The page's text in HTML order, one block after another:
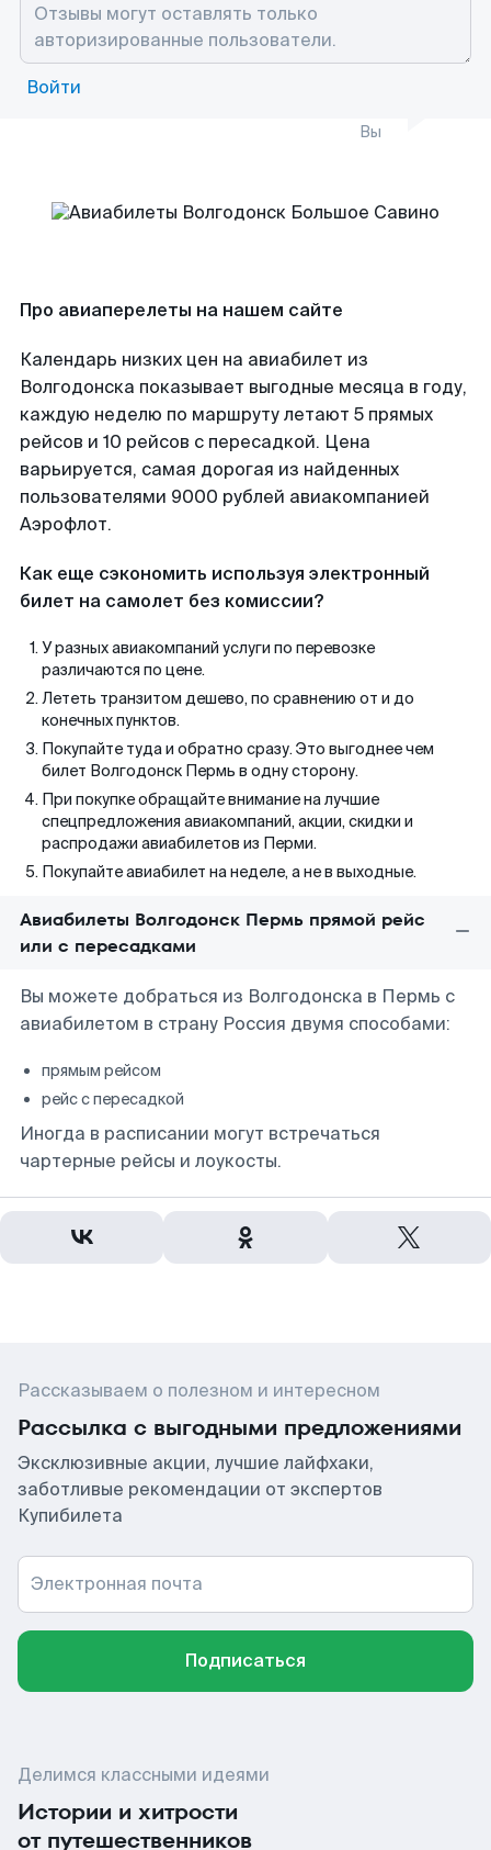
Войти
Вы
Про авиаперелеты на нашем сайте
Календарь низких цен на авиабилет из
Волгодонска показывает выгодные месяца в году,
каждую неделю по маршруту летают 5 прямых
рейсов и 10 рейсов с пересадкой. Цена
варьируется, самая дорогая из найденных
пользователями 9000 рублей авиакомпанией
Аэрофлот.
Как еще сэкономить используя электронный
билет на самолет без комиссии?
У разных авиакомпаний услуги по перевозке
различаются по цене.
Лететь транзитом дешево, по сравнению от и до
конечных пунктов.
Покупайте туда и обратно сразу. Это выгоднее чем
билет Волгодонск Пермь в одну сторону.
При покупке обращайте внимание на лучшие
спецпредложения авиакомпаний, акции, скидки и
распродажи авиабилетов из Перми.
Покупайте авиабилет на неделе, а не в выходные.
Авиабилеты Волгодонск Пермь прямой рейс
или с пересадками
Вы можете добраться из Волгодонска в Пермь с
авиабилетом в страну Россия двумя способами:
прямым рейсом
рейс с пересадкой
Иногда в расписании могут встречаться
чартерные рейсы и лоукосты.
Рассказываем о полезном и интересном
Рассылка с выгодными предложениями
Эксклюзивные акции, лучшие лайфхаки,
заботливые рекомендации от экспертов
Купибилета
Электронная почта
Подписаться
Делимся классными идеями
Истории и хитрости
от путешественников